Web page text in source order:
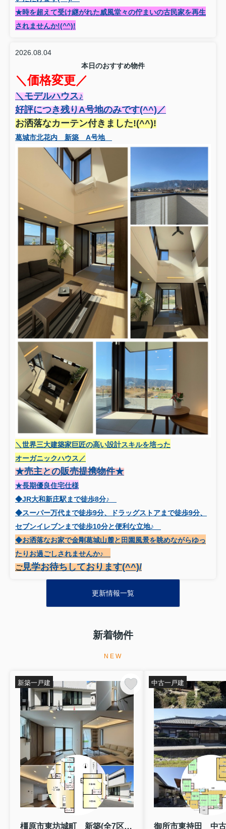
★時を超えて受け継がれた威風堂々の佇まいの古民家を再生
されませんか!(^^)!
2026.08.04
本日のおすすめ物件
＼価格変更／
＼モデルハウス♪
好評につき残りA号地のみです(^^)／
お洒落なカーテン付きました!(^^)!
葛城市北花内 新築 A号地
＼世界三大建築家巨匠の高い設計スキルを培った
オーガニックハウス／
★売主との販売提携物件★
★長期優良住宅仕様
◆JR大和新庄駅まで徒歩8分♪
◆スーパー万代まで徒歩9分、ドラッグストアまで徒歩9分、
セブンイレブンまで徒歩10分と便利な立地♪
◆お洒落なお家で金剛葛城山麓と田園風景を眺めながらゆっ
たりお過ごしされませんか♪
ご見学お待ちしております(^^)/
更新情報一覧
新着物件
NEW
橿原市東坊城町 新築(全7区画）7号地 モデルハウス
新築一戸建
御所市東持田 中
中古一戸建